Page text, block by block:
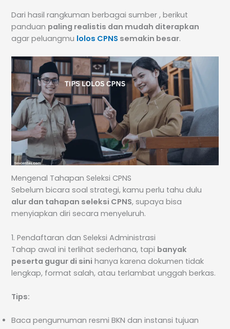
Dari hasil rangkuman berbagai sumber , berikut
panduan paling realistis dan mudah diterapkan
agar peluangmu lolos CPNS semakin besar.
Mengenal Tahapan Seleksi CPNS
Sebelum bicara soal strategi, kamu perlu tahu dulu
alur dan tahapan seleksi CPNS, supaya bisa
menyiapkan diri secara menyeluruh.
1. Pendaftaran dan Seleksi Administrasi
Tahap awal ini terlihat sederhana, tapi banyak
peserta gugur di sini hanya karena dokumen tidak
lengkap, format salah, atau terlambat unggah berkas.
Tips:
Baca pengumuman resmi BKN dan instansi tujuan